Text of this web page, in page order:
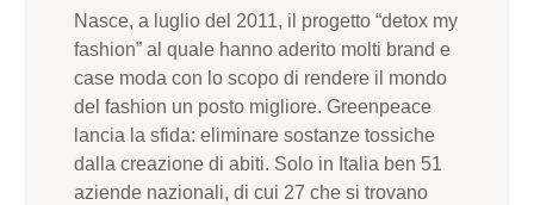
Nasce, a luglio del 2011, il progetto “detox my
fashion” al quale hanno aderito molti brand e
case moda con lo scopo di rendere il mondo
del fashion un posto migliore. Greenpeace
lancia la sfida: eliminare sostanze tossiche
dalla creazione di abiti. Solo in Italia ben 51
aziende nazionali, di cui 27 che si trovano